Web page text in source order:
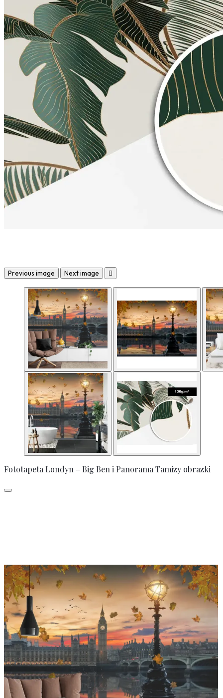
Previous image Next image 
Fototapeta Londyn – Big Ben i Panorama Tamizy obrazki